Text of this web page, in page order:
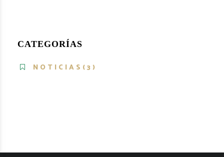
CATEGORÍAS
NOTICIAS(3)